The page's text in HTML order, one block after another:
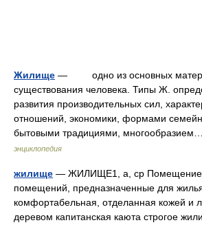
Жилище — одно из основных
существования человека. Типы Ж.
развития производительных сил,
отношений, экономики, формами
бытовыми традициями,
энциклопедия
жилище — ЖИЛИЩЕ1, а, ср Помещение
помещений, предназначенные для
комфортабельная, отделанная кожей и
деревом капитанская каюта строгое